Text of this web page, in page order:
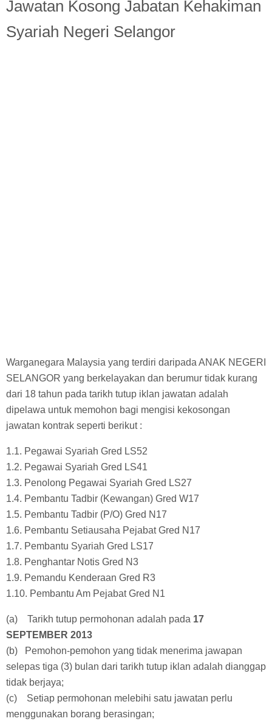
Kerjaya
Jawatan Kosong Jabatan Kehakiman
Syariah Negeri Selangor
Warganegara Malaysia yang terdiri daripada ANAK NEGERI
SELANGOR yang berkelayakan dan berumur tidak kurang
dari 18 tahun pada tarikh tutup iklan jawatan adalah
dipelawa untuk memohon bagi mengisi kekosongan
jawatan kontrak seperti berikut :
1.1. Pegawai Syariah Gred LS52
1.2. Pegawai Syariah Gred LS41
1.3. Penolong Pegawai Syariah Gred LS27
1.4. Pembantu Tadbir (Kewangan) Gred W17
1.5. Pembantu Tadbir (P/O) Gred N17
1.6. Pembantu Setiausaha Pejabat Gred N17
1.7. Pembantu Syariah Gred LS17
1.8. Penghantar Notis Gred N3
1.9. Pemandu Kenderaan Gred R3
1.10. Pembantu Am Pejabat Gred N1
(a) Tarikh tutup permohonan adalah pada 17
SEPTEMBER 2013
(b) Pemohon-pemohon yang tidak menerima jawapan
selepas tiga (3) bulan dari tarikh tutup iklan adalah dianggap
tidak berjaya;
(c) Setiap permohonan melebihi satu jawatan perlu
menggunakan borang berasingan;